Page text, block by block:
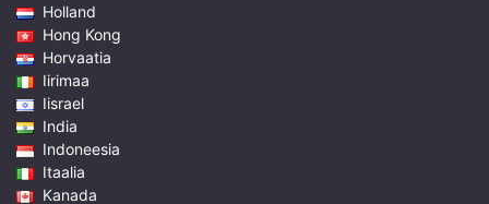
Holland
Hong Kong
Horvaatia
Iirimaa
Iisrael
India
Indoneesia
Itaalia
Kanada